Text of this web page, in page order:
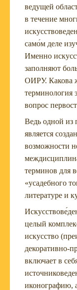
ведущей
в течение
само́м деле
Именно
заполняют
ОИРУ. Какова
терминология
вопрос
Ведь одной из
является
возможности
терминов для
«усадебного
литературе и
целый
искусство
декоративно-
включает в
иконографию,